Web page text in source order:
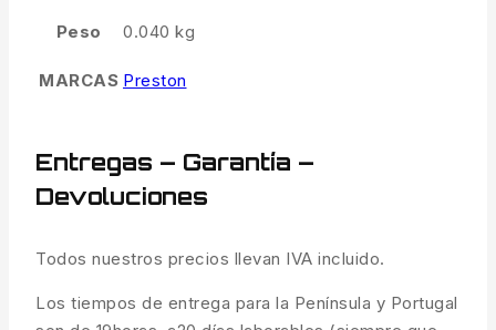
Peso 0.040 kg
MARCAS Preston
Entregas – Garantía –
Devoluciones
Todos nuestros precios llevan IVA incluido.
Los tiempos de entrega para la Península y Portugal